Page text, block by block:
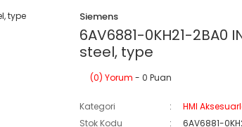
Siemens
6AV6881-0KH21-2BA0
steel, type
(0) Yorum - 0 Puan
Kategori
HMI
Stok Kodu
6AV6881-